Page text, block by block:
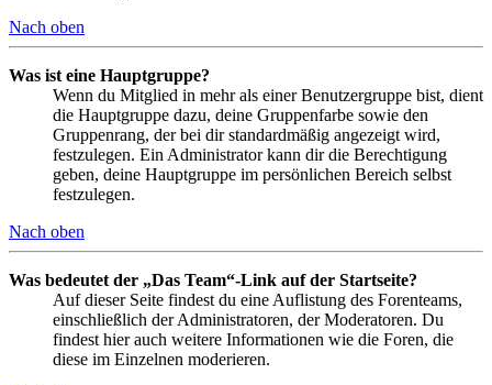
Nach oben
Was ist eine Hauptgruppe?
Wenn du Mitglied in mehr als einer Benutzergruppe bist, dient
die Hauptgruppe dazu, deine Gruppenfarbe sowie den
Gruppenrang, der bei dir standardmäßig angezeigt wird,
festzulegen. Ein Administrator kann dir die Berechtigung
geben, deine Hauptgruppe im persönlichen Bereich selbst
festzulegen.
Nach oben
Was bedeutet der „Das Team“-Link auf der Startseite?
Auf dieser Seite findest du eine Auflistung des Forenteams,
einschließlich der Administratoren, der Moderatoren. Du
findest hier auch weitere Informationen wie die Foren, die
diese im Einzelnen moderieren.